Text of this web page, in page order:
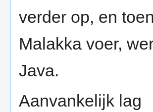
verder op, en
Malakka voer,
Java.
Aanvankelijk lag